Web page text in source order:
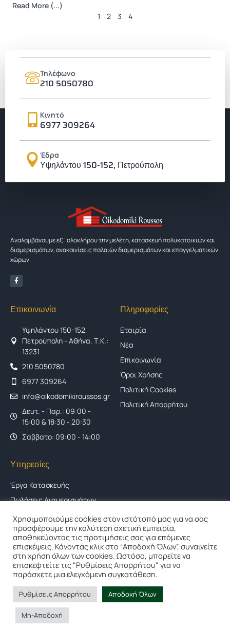
Read More (...)
1
2 3 4
Τηλέφωνο
210 5050780
Κινητό
6977 309264
Έδρα
Υψηλάντου 150-152, Πετρούπολη
Αναλαμβάνουμε εξ΄ολοκλήρου την μελέτη, κατασκευή πολυκατοικιών και
διαμερισμάτων, ανακαινίσεις παλαιών διαμερισμάτων και επαγγελματικών
χώρων
Επικοινωνία
Υψηλάντου 150-152,
Πετρούπολη - Αθήνα, Τ.Κ.:
13231
210 5050780
6977 309264
info@oikodomikiroussos.gr
Δευτ. - Παρ.: 09:00 -
15:00 & 18:30 - 20:30
Σάββατο: 09:00 - 14:00
Πληροφορίες
Εταιρία
Νέα
Επικοινωνία
Όροι Χρήσης
Πολιτική Cookies
Πολιτική Απορρήτου
Υπηρεσίες
Έργα Κατασκευής
Πωλήσεις Διαμερισμάτων
Αντιπαροχές
Ανακαινίσεις
Έργα Ανακαίνισης
Gallery
Copyright © Οικοδομική Ρούσσος - Όλα τα δικαιώματα κατοχυρωμένα |
Avenew Communications
Χρησιμοποιούμε cookies στον ιστότοπό μας για να σας
προσφέρουμε την καλύτερη σχετική εμπειρία,
αποθηκεύοντας τις προτιμήσεις σας για επόμενες
επισκέψεις. Κάνοντας κλικ στο “Αποδοχή Όλων”, συναινείτε
στη χρήση όλων των cookies. Ωστόσο, μπορείτε να
επισκεφτείτε τις "Ρυθμίσεις Απορρήτου" για να
παράσχετε μια ελεγχόμενη συγκατάθεση.
Ρυθμίσεις Απορρήτου Αποδοχή Όλων
Μη-Αποδοχή